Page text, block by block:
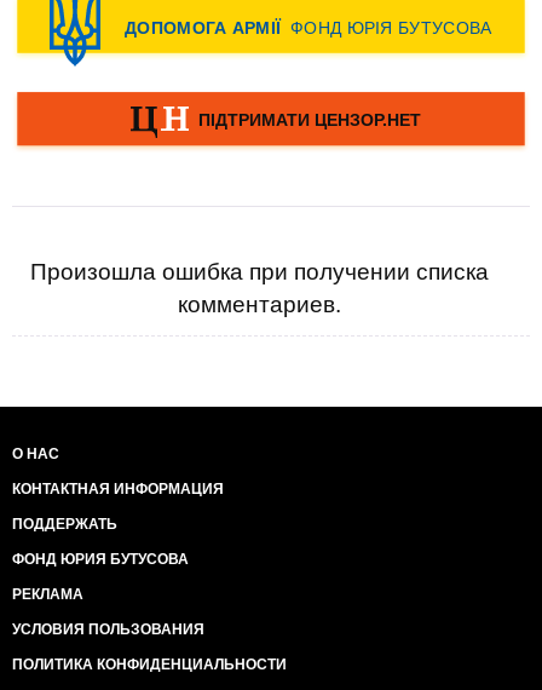
Произошла ошибка при получении списка
комментариев.
О НАС
КОНТАКТНАЯ ИНФОРМАЦИЯ
ПОДДЕРЖАТЬ
ФОНД ЮРИЯ БУТУСОВА
РЕКЛАМА
УСЛОВИЯ ПОЛЬЗОВАНИЯ
ПОЛИТИКА КОНФИДЕНЦИАЛЬНОСТИ